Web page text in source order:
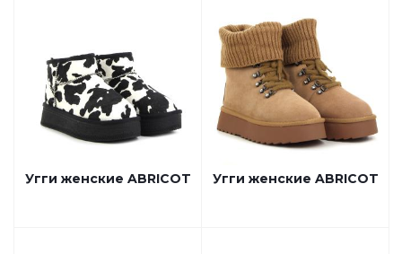
Угги женские ABRICOT Угги женские ABRICOT